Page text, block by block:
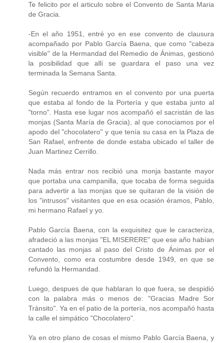
Te felicito por el articulo sobre el Convento de Santa Maria
de Gracia.
-En el año 1951, entré yo en ese convento de clausura
acompañado por Pablo García Baena, que como "cabeza
visible" de la Hermandad del Remedio de Ánimas, gestionó
la posibilidad que allí se guardara el paso una vez
terminada la Semana Santa.
Según recuerdo entramos en el convento por una puerta
que estaba al fondo de la Portería y que estaba junto al
"torno". Hasta ese lugar nos acompañó el sacristán de las
monjas (Santa María de Gracia), al que conociamos por el
apodo del "chocolatero" y que tenía su casa en la Plaza de
San Rafael, enfrente de donde estaba ubicado el taller de
Juan Martinez Cerrillo.
Nada más entrar nos recibió una monja bastante mayor
que portaba una campanilla, que tocaba de forma seguida
para advertir a las monjas que se quitaran de la visión de
los "intrusos" visitantes que en esa ocasión éramos, Pablo,
mi hermano Rafael y yo.
Pablo García Baena, con la exquisitez que le caracteriza,
afradeció a las monjas "EL MISERERE" que ese año habían
cantado las monjas al paso del Cristo de Ánimas por el
Convento, como era costumbre desde 1949, en que se
refundó la Hermandad.
Luego, despues de que hablaran lo que fuera, se despidió
con la palabra más o menos de: "Gracias Madre Sor
Tránsito". Ya en el patio de la portería, nos acompañó hasta
la calle el simpático "Chocolatero".
Ya en otro plano de cosas el mismo Pablo García Baena, y